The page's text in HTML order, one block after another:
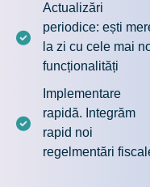
Actualizări
periodice: ești
la zi cu cele mai
funcționalități
Implementare
rapidă. Integrăm
rapid noi
regelmentări